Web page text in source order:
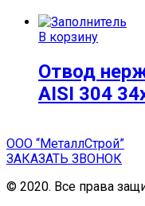
В корзину
Отвод
AISI 304
ООО “МеталлСтрой”
ЗАКАЗАТЬ ЗВОНОК
© 2020. Все права